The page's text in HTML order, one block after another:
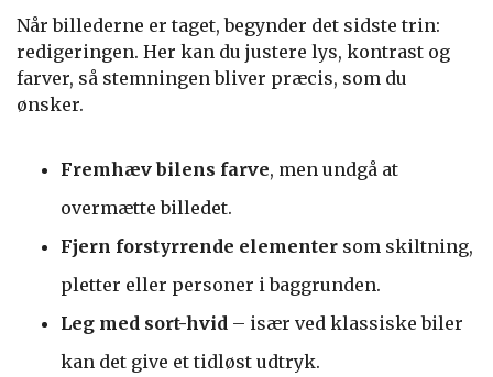
Når billederne er taget, begynder det sidste trin:
redigeringen. Her kan du justere lys, kontrast og
farver, så stemningen bliver præcis, som du
ønsker.
Fremhæv bilens farve, men undgå at
overmætte billedet.
Fjern forstyrrende elementer som skiltning,
pletter eller personer i baggrunden.
Leg med sort-hvid – især ved klassiske biler
kan det give et tidløst udtryk.